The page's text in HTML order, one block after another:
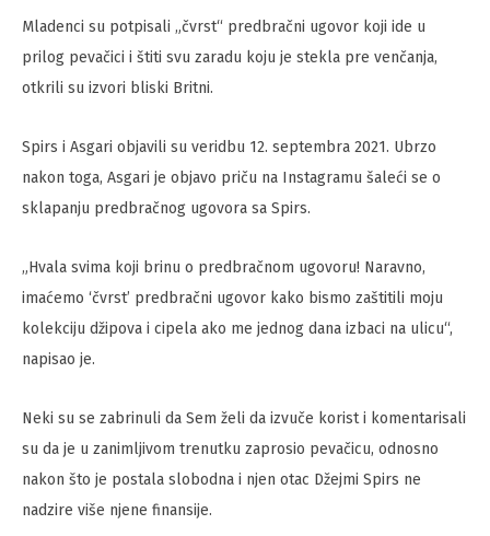
Mladenci su potpisali „čvrst“ predbračni ugovor koji ide u
prilog pevačici i štiti svu zaradu koju je stekla pre venčanja,
otkrili su izvori bliski Britni.
Spirs i Asgari objavili su veridbu 12. septembra 2021. Ubrzo
nakon toga, Asgari je objavo priču na Instagramu šaleći se o
sklapanju predbračnog ugovora sa Spirs.
„Hvala svima koji brinu o predbračnom ugovoru! Naravno,
imaćemo ‘čvrst’ predbračni ugovor kako bismo zaštitili moju
kolekciju džipova i cipela ako me jednog dana izbaci na ulicu“,
napisao je.
Neki su se zabrinuli da Sem želi da izvuče korist i komentarisali
su da je u zanimljivom trenutku zaprosio pevačicu, odnosno
nakon što je postala slobodna i njen otac Džejmi Spirs ne
nadzire više njene finansije.